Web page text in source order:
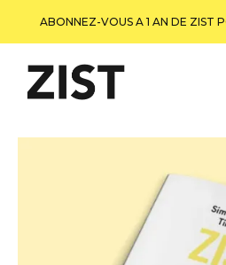
ABONNEZ-VOUS A 1 AN DE ZIST